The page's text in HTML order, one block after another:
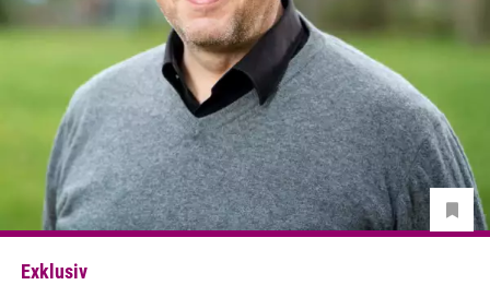
Exklusiv